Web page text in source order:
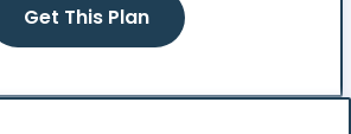
Get This Plan